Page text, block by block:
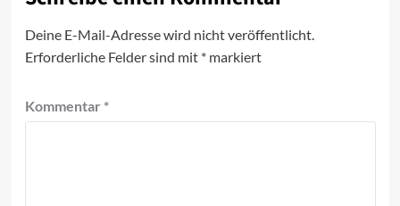
Deine E-Mail-Adresse wird nicht veröffentlicht.
Erforderliche Felder sind mit *markiert
Kommentar *